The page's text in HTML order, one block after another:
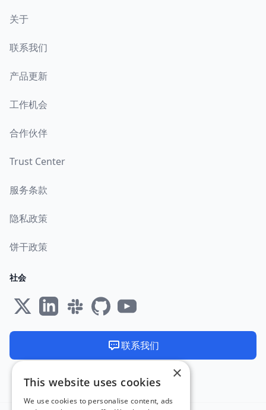
关于
联系我们
产品更新
工作机会
合作伙伴
Trust Center
服务条款
隐私政策
饼干政策
社会
联系我们
在欧盟制造和托管 🇪🇺
×
This website uses cookies
We use cookies to personalise content, ads